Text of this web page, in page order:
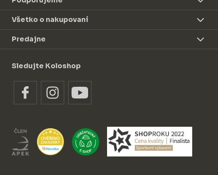
Všetko o nakupovaní
Predajne
Sledujte Koloshop